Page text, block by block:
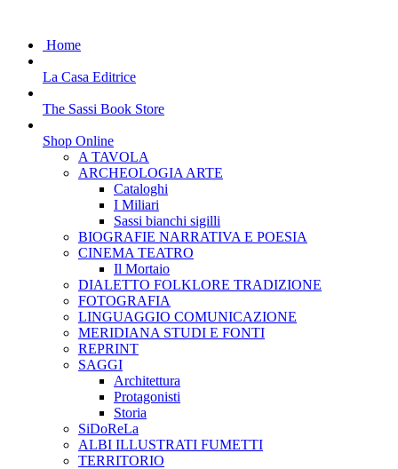
Home
La Casa Editrice
The Sassi Book Store
Shop Online
A TAVOLA
ARCHEOLOGIA ARTE
Cataloghi
I Miliari
Sassi bianchi sigilli
BIOGRAFIE NARRATIVA E POESIA
CINEMA TEATRO
Il Mortaio
DIALETTO FOLKLORE TRADIZIONE
FOTOGRAFIA
LINGUAGGIO COMUNICAZIONE
MERIDIANA STUDI E FONTI
REPRINT
SAGGI
Architettura
Protagonisti
Storia
SiDoReLa
ALBI ILLUSTRATI FUMETTI
TERRITORIO